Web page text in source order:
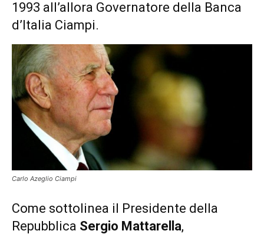
1993 all’allora Governatore della Banca
d’Italia Ciampi.
Carlo Azeglio Ciampi
Come sottolinea il Presidente della
Repubblica Sergio Mattarella,